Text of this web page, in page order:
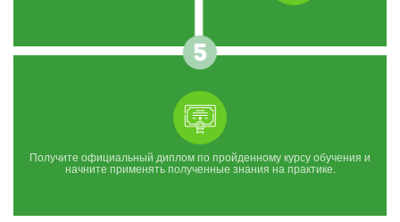
Получите официальный диплом по пройденному курсу обучения и
начните применять полученные знания на практике.